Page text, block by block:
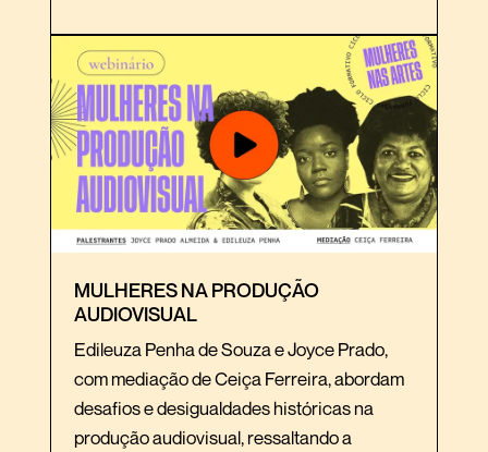
MULHERES NA PRODUÇÃO
AUDIOVISUAL
Edileuza Penha de Souza e Joyce Prado,
com mediação de Ceiça Ferreira, abordam
desafios e desigualdades históricas na
produção audiovisual, ressaltando a